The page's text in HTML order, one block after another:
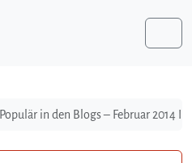
Populär in den Blogs – Februar 2014 II